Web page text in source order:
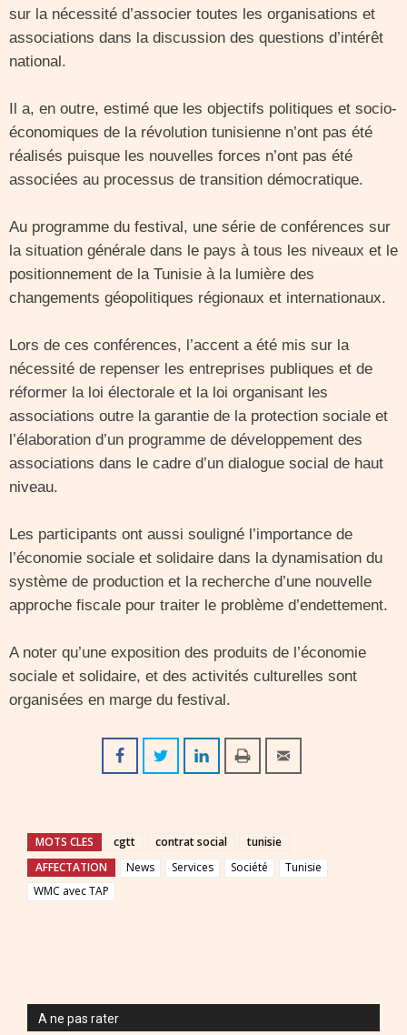
sur la nécessité d’associer toutes les organisations et
associations dans la discussion des questions d’intérêt
national.
Il a, en outre, estimé que les objectifs politiques et socio-
économiques de la révolution tunisienne n’ont pas été
réalisés puisque les nouvelles forces n’ont pas été
associées au processus de transition démocratique.
Au programme du festival, une série de conférences sur
la situation générale dans le pays à tous les niveaux et le
positionnement de la Tunisie à la lumière des
changements géopolitiques régionaux et internationaux.
Lors de ces conférences, l’accent a été mis sur la
nécessité de repenser les entreprises publiques et de
réformer la loi électorale et la loi organisant les
associations outre la garantie de la protection sociale et
l’élaboration d’un programme de développement des
associations dans le cadre d’un dialogue social de haut
niveau.
Les participants ont aussi souligné l’importance de
l’économie sociale et solidaire dans la dynamisation du
système de production et la recherche d’une nouvelle
approche fiscale pour traiter le problème d’endettement.
A noter qu’une exposition des produits de l’économie
sociale et solidaire, et des activités culturelles sont
organisées en marge du festival.
MOTS CLES cgtt contrat social
tunisie
AFFECTATION
News Services Société
Tunisie
WMC avec TAP
A ne pas rater